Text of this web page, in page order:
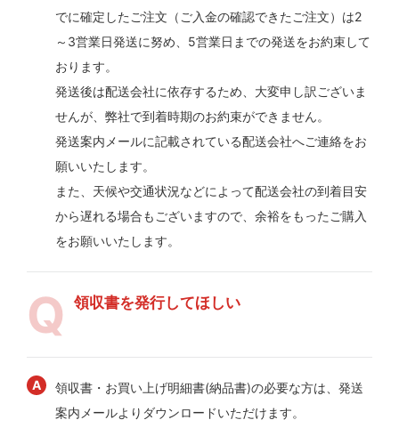
でに確定したご注文（ご入金の確認できたご注文）は2
～3営業日発送に努め、5営業日までの発送をお約束して
おります。
発送後は配送会社に依存するため、大変申し訳ございま
せんが、弊社で到着時期のお約束ができません。
発送案内メールに記載されている配送会社へご連絡をお
願いいたします。
また、天候や交通状況などによって配送会社の到着目安
から遅れる場合もございますので、余裕をもったご購入
をお願いいたします。
領収書を発行してほしい
領収書・お買い上げ明細書(納品書)の必要な方は、発送
案内メールよりダウンロードいただけます。